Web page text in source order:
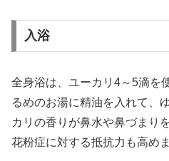
入浴
全身浴は、ユーカリ4～5滴を
るめのお湯に精油を入れて、
カリの香りが鼻水や鼻づまり
花粉症に対する抵抗力も高めま